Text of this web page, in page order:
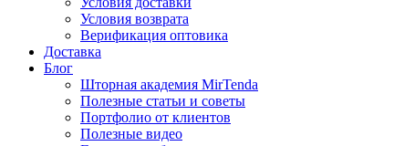
Условия возврата
Верификация оптовика
Доставка
Блог
Шторная академия MirTenda
Полезные статьи и советы
Портфолио от клиентов
Полезные видео